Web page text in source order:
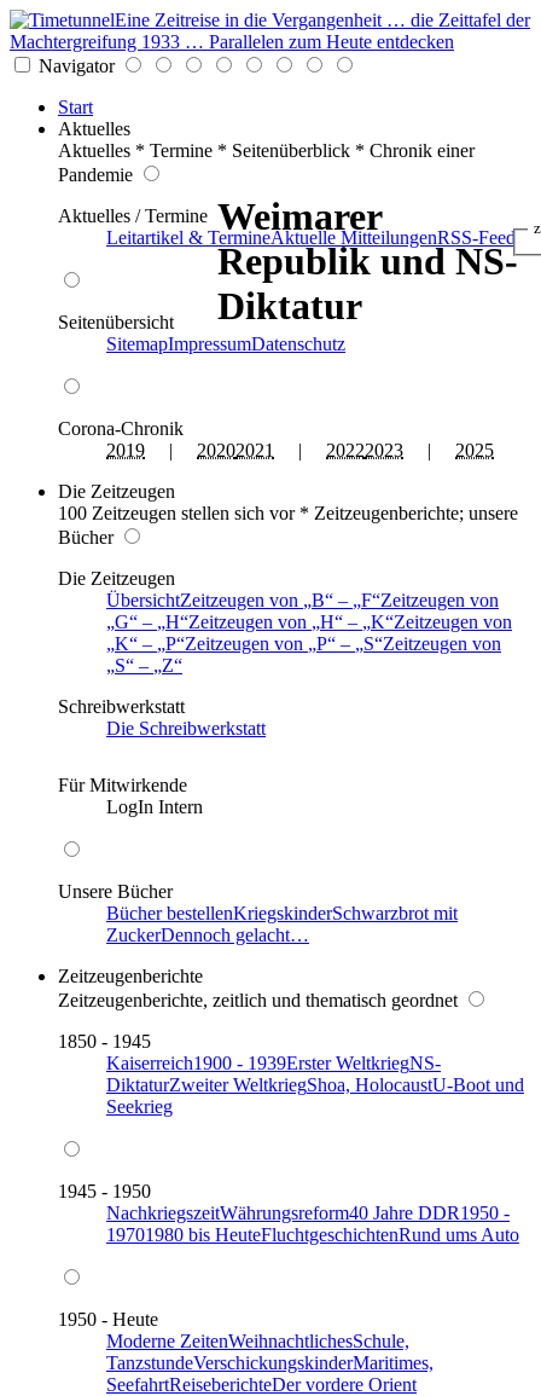
Eine Zeitreise in die Vergangenheit … die Zeittafel der
Machtergreifung 1933 … Parallelen zum Heute entdecken
Navigator
Start
Aktuelles
Aktuelles * Termine * Seitenüberblick * Chronik einer
Pandemie
Aktuelles / Termine
Leitartikel & TermineAktuelle MitteilungenRSS-Feed
Seitenübersicht
SitemapImpressumDatenschutz
Corona-Chronik
2019 | 20202021 | 20222023 | 2025
Die Zeitzeugen
100 Zeitzeugen stellen sich vor * Zeitzeugenberichte; unsere
Bücher
Die Zeitzeugen
ÜbersichtZeitzeugen von B – F Zeitzeugen von
G
– H Zeitzeugen von H – K Zeitzeugen von
K
– P Zeitzeugen von P – S Zeitzeugen von
S
–
Z
Schreibwerkstatt
Die Schreibwerkstatt
Für Mitwirkende
LogIn Intern
Unsere Bücher
Bücher bestellenKriegskinderSchwarzbrot mit
ZuckerDennoch gelacht…
Zeitzeugenberichte
Zeitzeugenberichte, zeitlich und thematisch geordnet
1850 - 1945
Kaiserreich1900 - 1939Erster WeltkriegNS-
DiktaturZweiter WeltkriegShoa, HolocaustU-Boot und
Seekrieg
1945 - 1950
NachkriegszeitWährungsreform40 Jahre DDR1950 -
19701980 bis HeuteFluchtgeschichtenRund ums Auto
1950 - Heute
Moderne ZeitenWeihnachtlichesSchule,
TanzstundeVerschickungskinderMaritimes,
SeefahrtReiseberichteDer vordere Orient
Weimarer
Republik und NS-
Diktatur